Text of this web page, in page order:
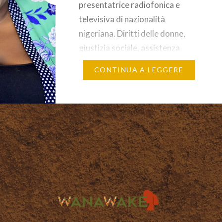
presentatrice radiofonica e
televisiva di nazionalità
nigeriana. Diritti delle donne,
giustizia sociale, assistenza
sanitaria, cambiamento
a Lagos, si è laureata a pieni voti
in giornalismo nel Regno Unito,
un’esperienza che ha segnato…
CONTINUA A LEGGERE